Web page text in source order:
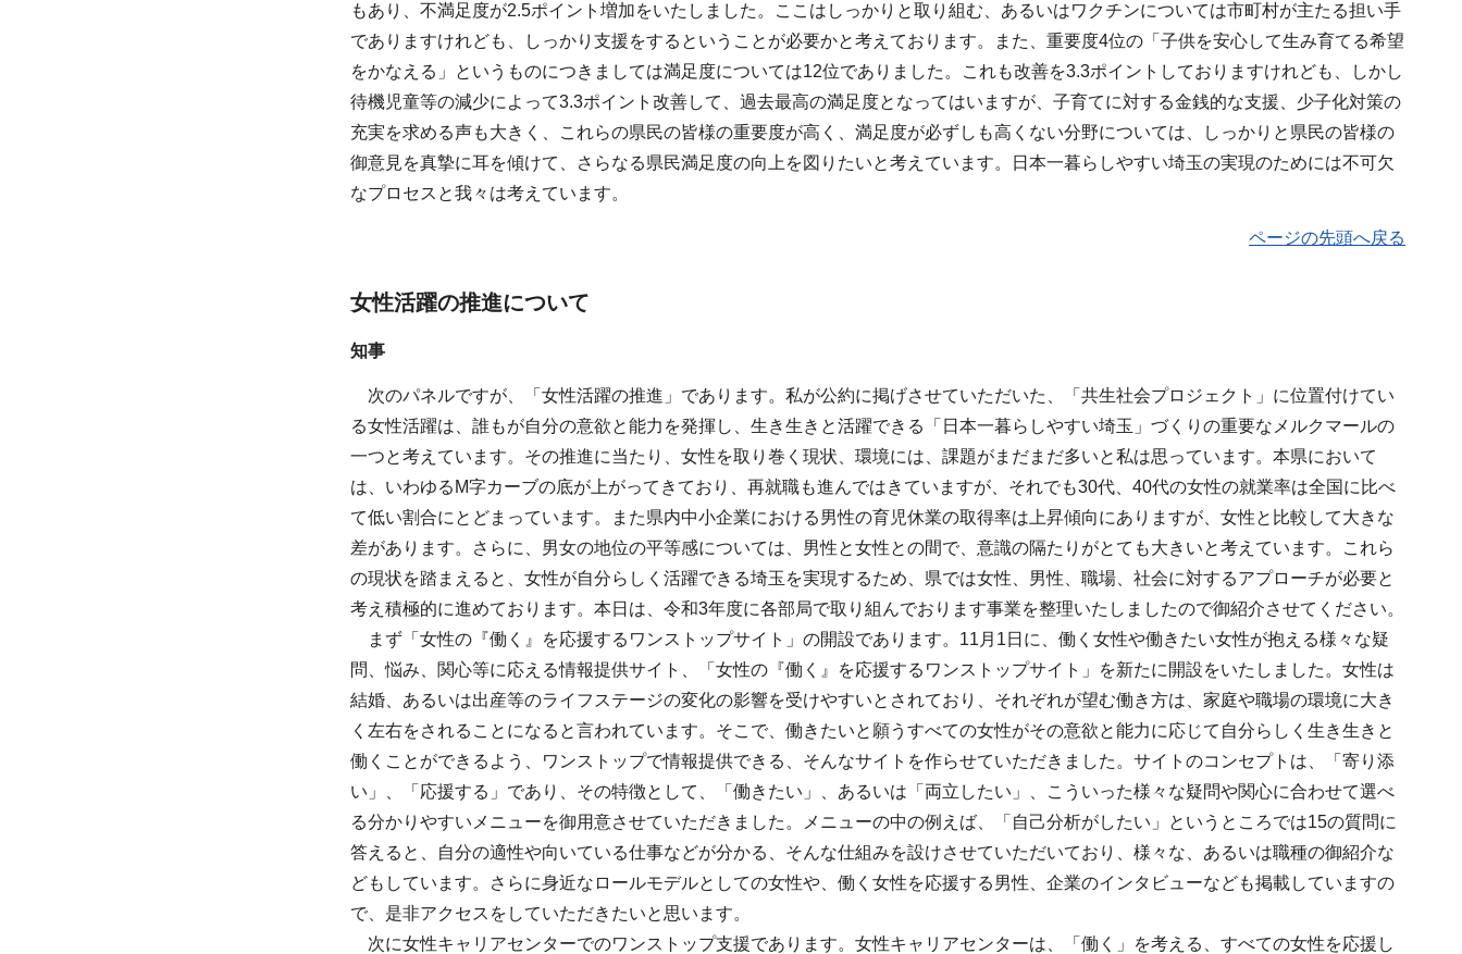
もあり、不満足度が2.5ポイント増加をいたしました。ここはしっかりと取り組む、あるいはワクチンについては市町村が主たる担い手
でありますけれども、しっかり支援をするということが必要かと考えております。また、重要度4位の「子供を安心して生み育てる希望
をかなえる」というものにつきましては満足度については12位でありました。これも改善を3.3ポイントしておりますけれども、しかし
待機児童等の減少によって3.3ポイント改善して、過去最高の満足度となってはいますが、子育てに対する金銭的な支援、少子化対策の
充実を求める声も大きく、これらの県民の皆様の重要度が高く、満足度が必ずしも高くない分野については、しっかりと県民の皆様の
御意見を真摯に耳を傾けて、さらなる県民満足度の向上を図りたいと考えています。日本一暮らしやすい埼玉の実現のためには不可欠
なプロセスと我々は考えています。
ページの先頭へ戻る
女性活躍の推進について
知事
次のパネルですが、「女性活躍の推進」であります。私が公約に掲げさせていただいた、「共生社会プロジェクト」に位置付けてい
る女性活躍は、誰もが自分の意欲と能力を発揮し、生き生きと活躍できる「日本一暮らしやすい埼玉」づくりの重要なメルクマールの
一つと考えています。その推進に当たり、女性を取り巻く現状、環境には、課題がまだまだ多いと私は思っています。本県において
は、いわゆるM字カーブの底が上がってきており、再就職も進んではきていますが、それでも30代、40代の女性の就業率は全国に比べ
て低い割合にとどまっています。また県内中小企業における男性の育児休業の取得率は上昇傾向にありますが、女性と比較して大きな
差があります。さらに、男女の地位の平等感については、男性と女性との間で、意識の隔たりがとても大きいと考えています。これら
の現状を踏まえると、女性が自分らしく活躍できる埼玉を実現するため、県では女性、男性、職場、社会に対するアプローチが必要と
考え積極的に進めております。本日は、令和3年度に各部局で取り組んでおります事業を整理いたしましたので御紹介させてください。
まず「女性の『働く』を応援するワンストップサイト」の開設であります。11月1日に、働く女性や働きたい女性が抱える様々な疑
問、悩み、関心等に応える情報提供サイト、「女性の『働く』を応援するワンストップサイト」を新たに開設をいたしました。女性は
結婚、あるいは出産等のライフステージの変化の影響を受けやすいとされており、それぞれが望む働き方は、家庭や職場の環境に大き
く左右をされることになると言われています。そこで、働きたいと願うすべての女性がその意欲と能力に応じて自分らしく生き生きと
働くことができるよう、ワンストップで情報提供できる、そんなサイトを作らせていただきました。サイトのコンセプトは、「寄り添
い」、「応援する」であり、その特徴として、「働きたい」、あるいは「両立したい」、こういった様々な疑問や関心に合わせて選べ
る分かりやすいメニューを御用意させていただきました。メニューの中の例えば、「自己分析がしたい」というところでは15の質問に
答えると、自分の適性や向いている仕事などが分かる、そんな仕組みを設けさせていただいており、様々な、あるいは職種の御紹介な
どもしています。さらに身近なロールモデルとしての女性や、働く女性を応援する男性、企業のインタビューなども掲載していますの
で、是非アクセスをしていただきたいと思います。
次に女性キャリアセンターでのワンストップ支援であります。女性キャリアセンターは、「働く」を考える、すべての女性を応援し